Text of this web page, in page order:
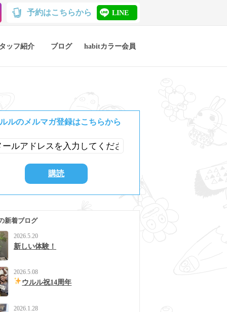
予約はこちらから LINE
ッフ紹介 ブログ habitカラー会員
ルのメルマガ登録はこちらから
新着ブログ
2026.5.20
新しい体験！
2026.5.08
ウルル祝14周年
2026.1.28